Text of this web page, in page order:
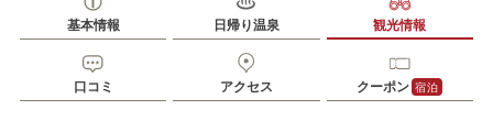
基本情報 日帰り温泉 観光情報
口コミ アクセス クーポン 宿泊